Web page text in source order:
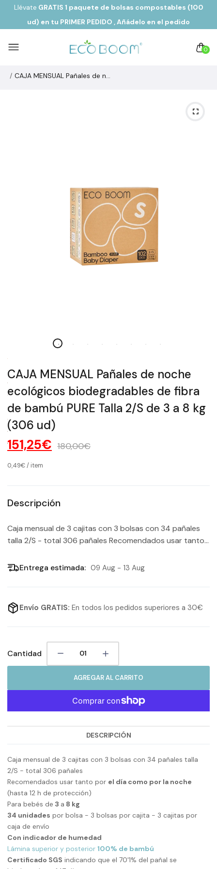
Llévate GRATIS 1 paquete de bolsas compostables (100
ud) en tu PRIMER PEDIDO , Añádelo en el pedido
0
CAJA MENSUAL Pañales de noche ecológicos biodegradables de fibra de bambú PURE Talla 2/S de 3 a 8 kg (306 ud)
CAJA MENSUAL Pañales de noche
ecológicos biodegradables de fibra
de bambú PURE Talla 2/S de 3 a 8 kg
(306 ud)
151,25€ 180,00€
0,49€/ item
Descripción
Caja mensual de 3 cajitas con 3 bolsas con 34 pañales
talla 2/S - total 306 pañales Recomendados usar tanto...
Entrega estimada: 09 Aug - 13 Aug
Envío GRATIS: En todos los pedidos superiores a 30€
Cantidad
AGREGAR AL CARRITO
DESCRIPCIÓN
Caja mensual de 3 cajitas con 3 bolsas con 34 pañales talla
2/S - total 306 pañales
Recomendados usar tanto por el día como por la noche
(hasta 12 h de protección)
Para bebés de 3 a 8 kg
34 unidades por bolsa - 3 bolsas por cajita - 3 cajitas por
caja de envío
Con indicador de humedad
Lámina superior y posterior 100% de bambú
Certificado SGS indicando que el 70'1% del pañal se